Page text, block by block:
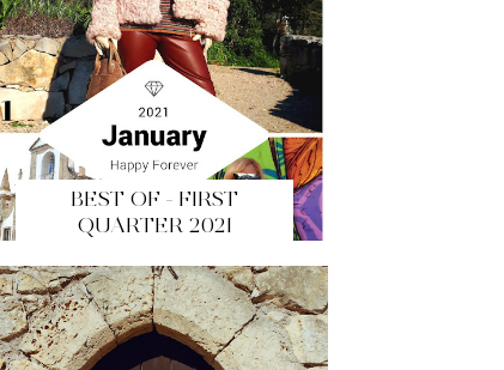
BEST OF - FIRST
QUARTER 2021